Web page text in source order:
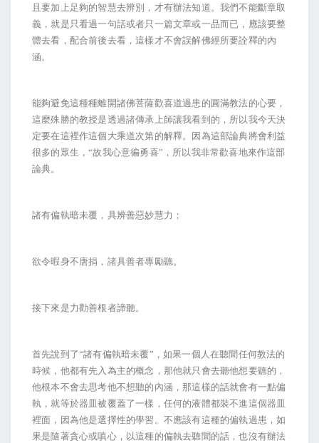
且要加上足夠的智慧去辨別，才有辦法知道。我們不能斷章取
義，就是只看過一句話或者只一篇文章或一品而已，應該要整
體去看，配合前後去看，這樣才不會誤解佛經所要詮釋的內
涵。
能夠避免這種種離開諸佛菩薩歡喜道過患的圓滿教法的心要，
這麼殊勝的教授是透過諸傳承上師讓我看到的，所以我今天決
定要在這裡作這個大乘道次第的解釋。因為這部論典將會利益
很多的眾生，“故我心意徧勇喜”，所以我非常歡喜地來作這部
論典。
諸有偏執暗未覆，具辨善惡妙慧力；
欲令暇身不唐捐，諸具善者專勵聽。
接下來是力勸善根者諦聽。
首先說到了“諸有偏執暗未覆”，如果一個人在聽聞任何教法的
時候，他都有先入為主的概念，那他就只會去聽他想要聽的，
他根本不會去思考他不想聽的內涵，那這樣的話就會有一點偏
執，就等於器皿被覆蓋了一樣，任何的液體都裝不進這個器皿
裡面，因為他是選擇性的學習。不應該有這種的偏執過患，如
果是隨著貪心或嗔心，以這種的偏執去聽聞的話，也沒有辦法